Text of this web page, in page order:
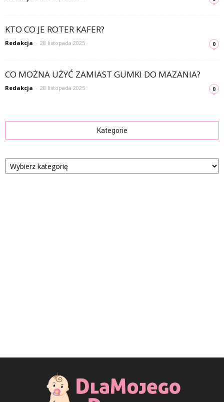
KTO CO JE ROTER KAFER?
Redakcja - 28 listopada 2025 0
CO MOŻNA UŻYĆ ZAMIAST GUMKI DO MAZANIA?
Redakcja - 28 listopada 2025 0
Kategorie
Kategorie